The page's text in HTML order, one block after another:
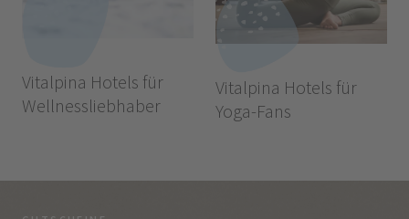
Vitalpina Hotels für
Wellnessliebhaber
Vitalpina Hotels für
Yoga-Fans